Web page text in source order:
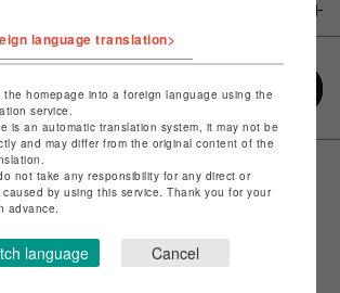
language translation>
the homepage into a foreign language using the
service.
is an automatic translation system, it may not be
and may differ from the original content of the
not take any responsibility for any direct or
by using this service. Thank you for your
advance.
language Cancel